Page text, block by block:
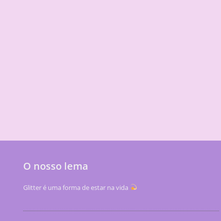
O nosso lema
Glitter é uma forma de estar na vida